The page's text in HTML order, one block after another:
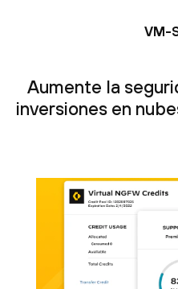
VM-
Aumente la
inversiones en